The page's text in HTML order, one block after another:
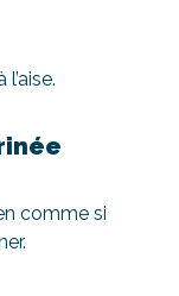
comme si